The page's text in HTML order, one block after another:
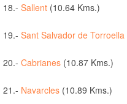
18.- Sallent (10.64 Kms.)
19.- Sant Salvador de Torroella
20.- Cabrianes (10.87 Kms.)
21.- Navarcles (10.89 Kms.)